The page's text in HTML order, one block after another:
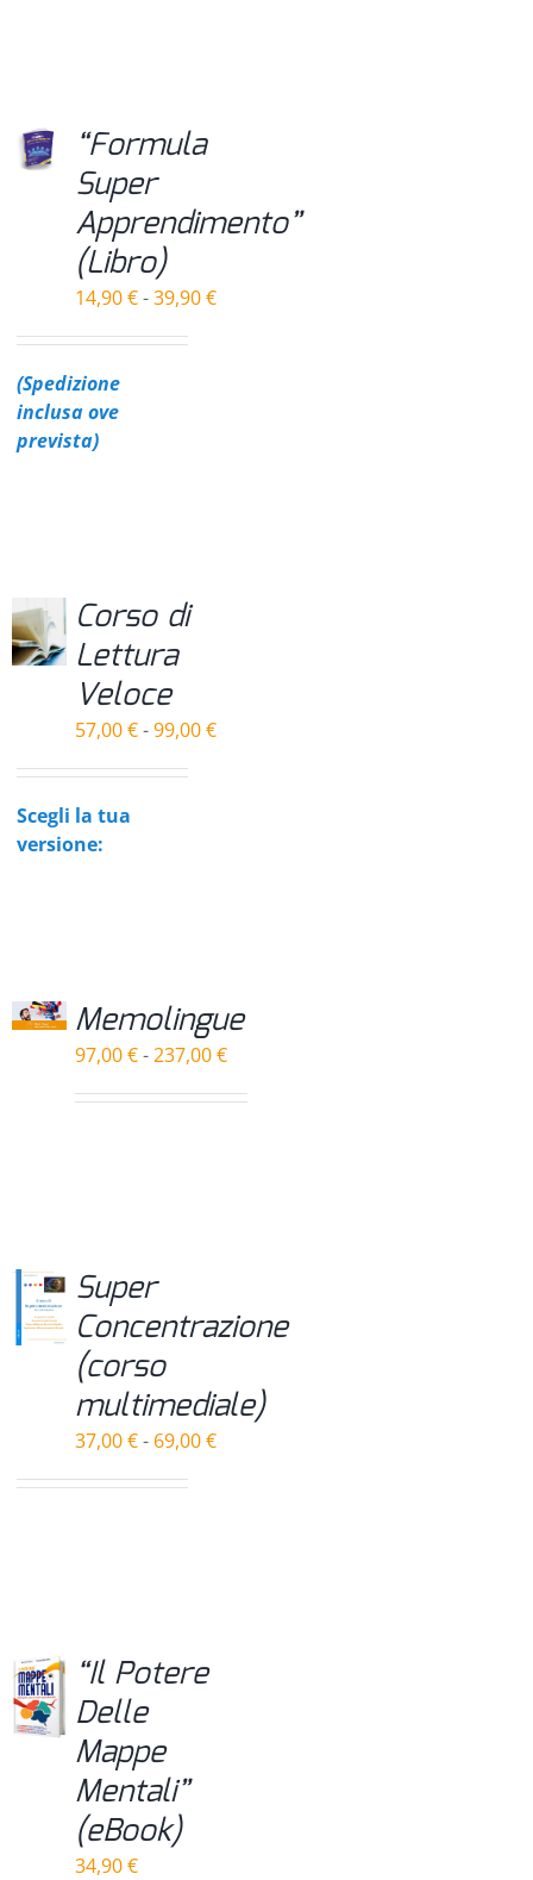
“Formula
Super
Apprendimento”
(Libro)
14,90€ - 39,90€Fascia
(Spedizione
inclusa ove
prevista)
Corso di
Lettura
Veloce
57,00€ - 99,00€Fascia
Scegli la tua
versione:
Memolingue
97,00€ - 237,00€Fascia
prezzo:
Super
Concentrazione
(corso
multimediale)
37,00€ - 69,00€Fascia
“Il Potere
Delle
Mappe
Mentali”
(eBook)
34,90€